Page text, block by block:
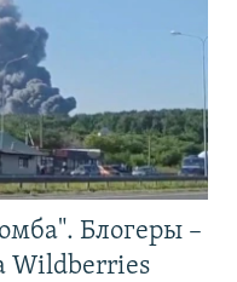
Блогеры –
Wildberries